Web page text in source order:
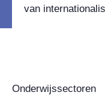
van
Filters
Onderwijssectoren